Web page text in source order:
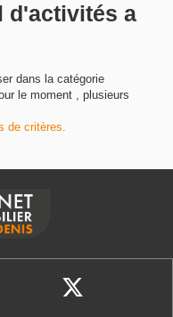
d'activités a
dans la catégorie
le moment , plusieurs
de critères.